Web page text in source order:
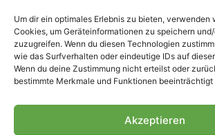
Um dir ein optimales Erlebnis zu bieten, verwenden
Cookies, um Geräteinformationen zu speichern
zuzugreifen. Wenn du diesen Technologien
wie das Surfverhalten oder eindeutige IDs auf
Wenn du deine Zustimmung nicht erteilst oder
bestimmte Merkmale und Funktionen beeinträchtigt
Akzeptieren
© 2007-2026 Fohlen-Hautnah.de
– Alle rechte vorbehalten.
Fohlen-Hautnah.de ist ein
offiziell eingetragenes Magazin